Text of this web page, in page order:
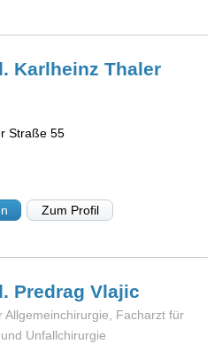
KarlheinzThaler
Straße 55
Zum Profil
PredragVlajic
Allgemeinchirurgie, Facharzt für
Unfallchirurgie